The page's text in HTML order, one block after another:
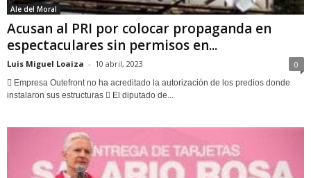
Ale del Moral
Acusan al PRI por colocar propaganda en
espectaculares sin permisos en...
Luis Miguel Loaiza - 10 abril, 2023 0
 Empresa Outefront no ha acreditado la autorización de los predios donde
instalaron sus estructuras  El diputado de...